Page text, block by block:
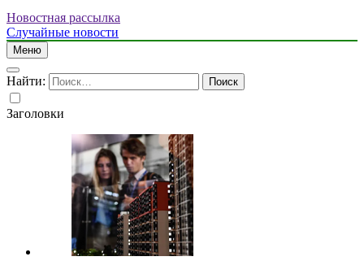
Новостная рассылка
Случайные новости
Меню
Найти:
Заголовки